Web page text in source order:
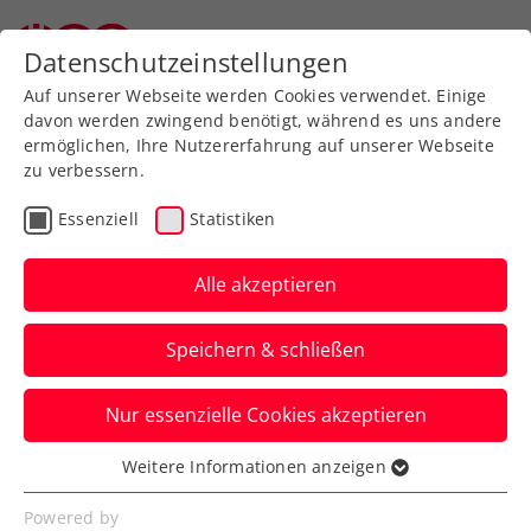
Zurück zur Newsübersicht
Ausbildung
„Hat Zweck erfüllt“:
Reges Interesse auch an
2. Fortbildung mit Melzer
Ca. 50 Personen nehmen die zweite
Chance wahr, vom Wissen des Ex-
Weltklassespielers zu profitieren.
Verfasst von: Manuel Wachta, 18.04.2026
Datenschutzeinstellungen
Auf unserer Webseite werden Cookies verwendet. Einige
davon werden zwingend benötigt, während es uns andere
ermöglichen, Ihre Nutzererfahrung auf unserer Webseite
zu verbessern.
Essenziell Statistiken
Alle akzeptieren
Speichern & schließen
Nur essenzielle Cookies akzeptieren
Essenziell
Essenzielle Cookies werden für grundlegende
Weitere Informationen anzeigen
Powered by